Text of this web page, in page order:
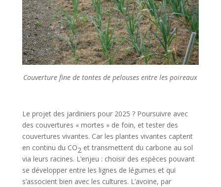
Couverture fine de tontes de pelouses entre les poireaux
Le projet des jardiniers pour 2025 ? Poursuivre avec
des couvertures « mortes » de foin, et tester des
couvertures vivantes. Car les plantes vivantes captent
en continu du CO2 et transmettent du carbone au sol
via leurs racines. L’enjeu : choisir des espèces pouvant
se développer entre les lignes de légumes et qui
s’associent bien avec les cultures. L’avoine, par